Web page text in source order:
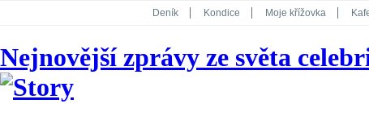
Deník Kondice Moje křížovka
Koktejl
Nejnovější zprávy ze světa